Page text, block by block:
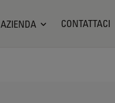
AZIENDA CONTATTACI